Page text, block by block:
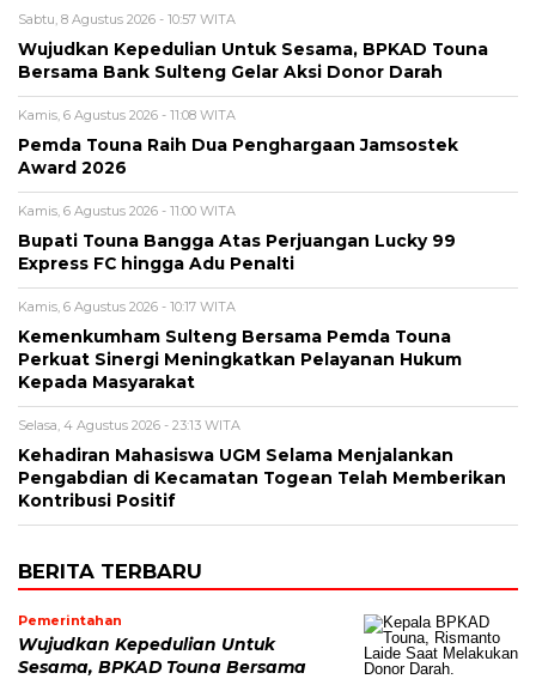
Sabtu, 8 Agustus 2026 - 10:57 WITA
Wujudkan Kepedulian Untuk Sesama, BPKAD Touna
Bersama Bank Sulteng Gelar Aksi Donor Darah
Kamis, 6 Agustus 2026 - 11:08 WITA
Pemda Touna Raih Dua Penghargaan Jamsostek
Award 2026
Kamis, 6 Agustus 2026 - 11:00 WITA
Bupati Touna Bangga Atas Perjuangan Lucky 99
Express FC hingga Adu Penalti
Kamis, 6 Agustus 2026 - 10:17 WITA
Kemenkumham Sulteng Bersama Pemda Touna
Perkuat Sinergi Meningkatkan Pelayanan Hukum
Kepada Masyarakat
Selasa, 4 Agustus 2026 - 23:13 WITA
Kehadiran Mahasiswa UGM Selama Menjalankan
Pengabdian di Kecamatan Togean Telah Memberikan
Kontribusi Positif
BERITA TERBARU
Pemerintahan
Wujudkan Kepedulian Untuk
Sesama, BPKAD Touna Bersama